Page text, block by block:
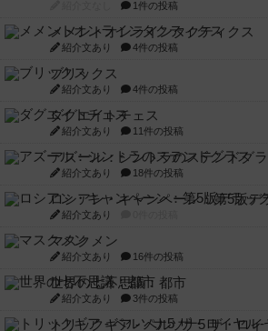
1件の投稿
メメントオンラインタクティクス
紹介文あり 4件の投稿
ブリックス
紹介文あり 4件の投稿
ダグエイトチェス
紹介文あり 11件の投稿
アズール：シントラのステンドグ
紹介文あり 18件の投稿
ロシアン・キャンペーン：第5版デ
紹介文あり
マスクメン
紹介文あり 16件の投稿
世界の七不思議：都市
紹介文あり 3件の投稿
トリックギア - ペルソナ5 ザ・ロイ